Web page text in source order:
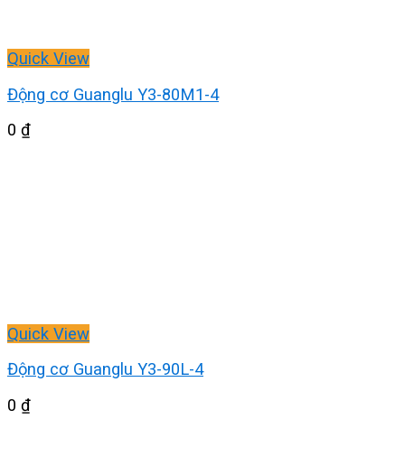
Quick View
Động cơ Guanglu Y3-80M1-4
0 ₫
Quick View
Động cơ Guanglu Y3-90L-4
0 ₫